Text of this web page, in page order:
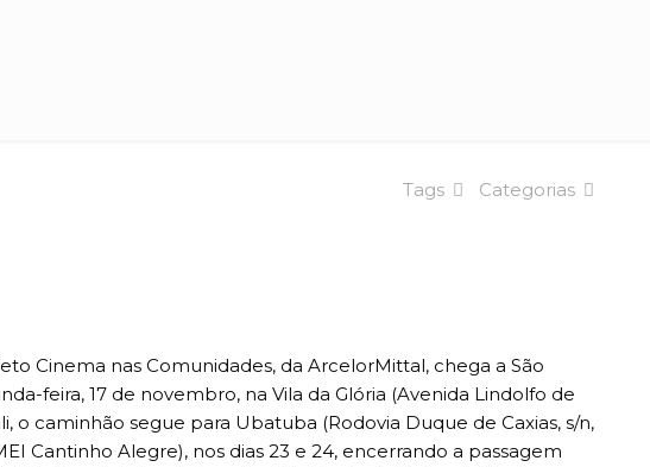
Categorias
Tags
Cinema nas Comunidades, da ArcelorMittal, chega a São
feira, 17 de novembro, na Vila da Glória (Avenida Lindolfo de
caminhão segue para Ubatuba (Rodovia Duque de Caxias, s/n,
Cantinho Alegre), nos dias 23 e 24, encerrando a passagem